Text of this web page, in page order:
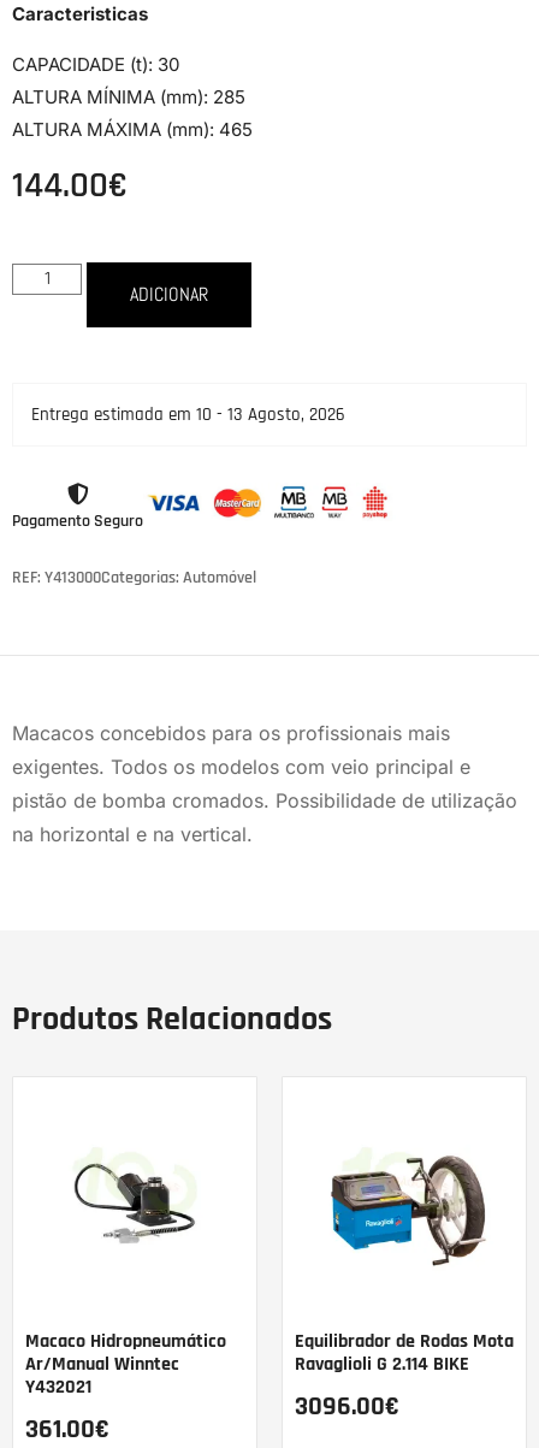
Caracteristicas
CAPACIDADE (t): 30
ALTURA MÍNIMA (mm): 285
ALTURA MÁXIMA (mm): 465
144.00€
ADICIONAR
Entrega estimada em 10 - 13 Agosto, 2026
Pagamento Seguro
REF: Y413000Categorias: Automóvel
Macacos concebidos para os profissionais mais
exigentes. Todos os modelos com veio principal e
pistão de bomba cromados. Possibilidade de utilização
na horizontal e na vertical.
Produtos Relacionados
Macaco Hidropneumático
Ar/Manual Winntec
Y432021
361.00€
Equilibrador de Rodas Mota
Ravaglioli G 2.114 BIKE
3096.00€